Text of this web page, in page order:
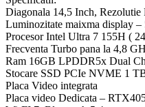
Diagonala 14,5 Inch,
Luminozitate maixma display –
Procesor Intel Ultra 7 155H (
Frecventa Turbo pana la 4,8
Ram 16GB LPDDR5x Dual
Stocare SSD PCIe NVME 1
Placa Video integrata
Placa video Dedicata –